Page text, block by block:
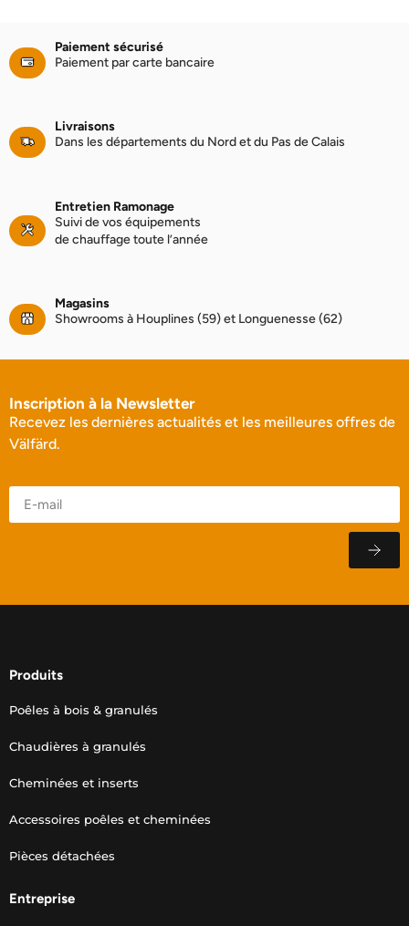
Paiement sécurisé
Paiement par carte bancaire
Livraisons
Dans les départements du Nord et du Pas de Calais
Entretien Ramonage
Suivi de vos équipements
de chauffage toute l’année
Magasins
Showrooms à Houplines (59) et Longuenesse (62)
Inscription à la Newsletter
Recevez les dernières actualités et les meilleures offres de
Välfärd.
Produits
Poêles à bois & granulés
Chaudières à granulés
Cheminées et inserts
Accessoires poêles et cheminées
Pièces détachées
Entreprise